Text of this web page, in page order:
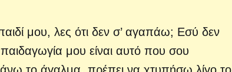
μου, λες ότι δεν σ’ αγαπάω; Εσύ δεν
μου είναι αυτό που σου